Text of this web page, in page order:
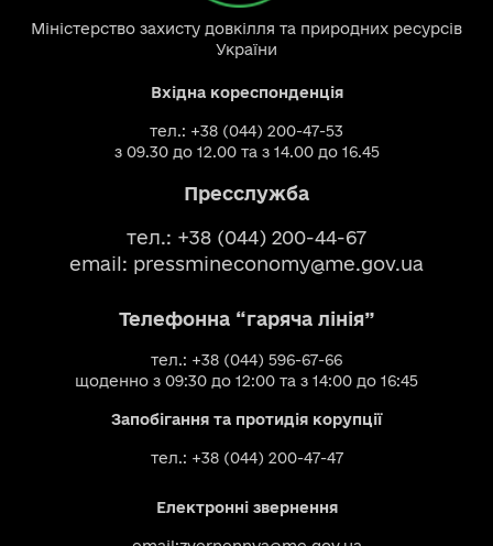
Міністерство захисту довкілля та природних ресурсів
України
Вхідна кореспонденція
тел.: +38 (044) 200-47-53
з 09.30 до 12.00 та з 14.00 до 16.45
Пресслужба
тел.: +38 (044) 200-44-67
email: pressmineconomy@me.gov.ua
Телефонна “гаряча лінія”
тел.: +38 (044) 596-67-66
щоденно з 09:30 до 12:00 та з 14:00 до 16:45
Запобігання та протидія корупції
тел.: +38 (044) 200-47-47
Електронні звернення